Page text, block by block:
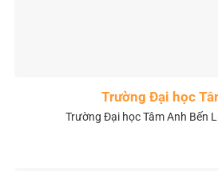
Trường Đại học
Trường Đại học Tâm Anh Bến